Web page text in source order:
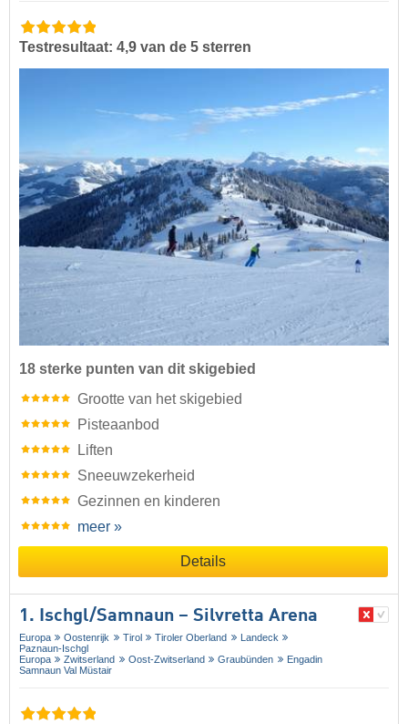
Testresultaat: 4,9 van de 5 sterren
18 sterke punten van dit skigebied
Grootte van het skigebied
Pisteaanbod
Liften
Sneeuwzekerheid
Gezinnen en kinderen
meer »
Details
1. Ischgl/​Samnaun – Silvretta Arena
Europa Oostenrijk Tirol Tiroler Oberland
Landeck
Paznaun-Ischgl
Europa
Zwitserland Oost-Zwitserland Graubünden
Engadin
Samnaun Val Müstair